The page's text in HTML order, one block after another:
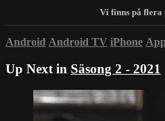
Android Android TV iPhone
Up Next in Säsong 2 - 2021